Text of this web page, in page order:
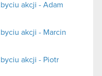
akcji - Adam
akcji - Marcin
akcji - Piotr